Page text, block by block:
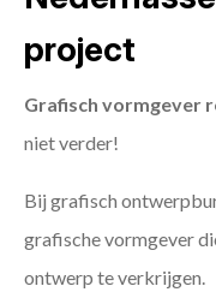
project
Grafisch vormgever
niet verder!
Bij grafisch
grafische vormgever
ontwerp te verkrijgen.